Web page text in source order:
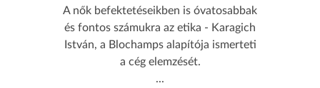
A nők befektetéseikben is óvatosabbak
és fontos számukra az etika - Karagich
István, a Blochamps alapítója ismerteti
a cég elemzését.
...